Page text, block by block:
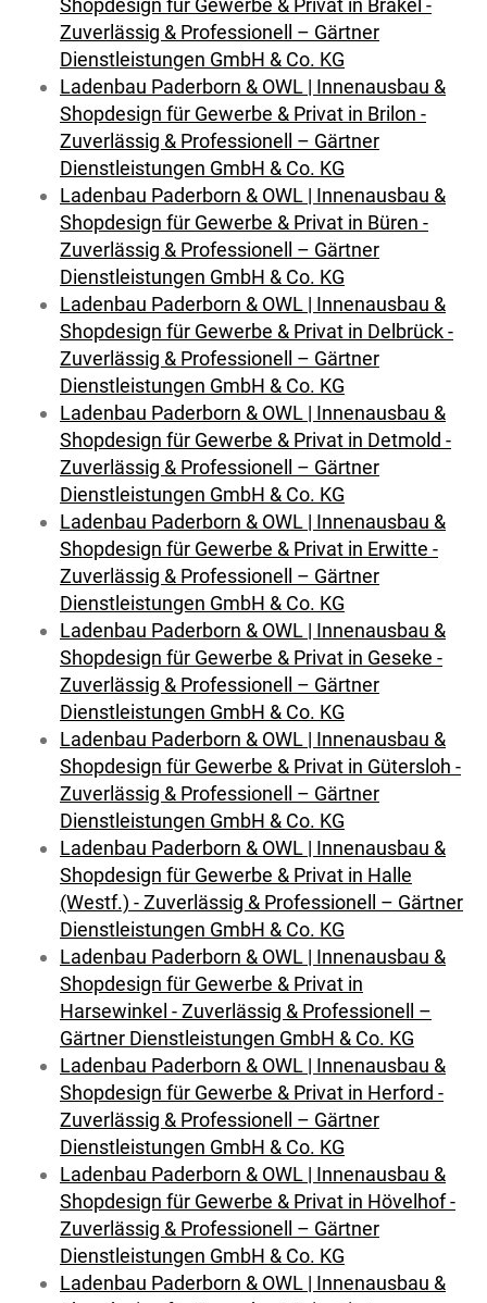
Shopdesign für Gewerbe & Privat in Brakel -
Zuverlässig & Professionell – Gärtner
Dienstleistungen GmbH & Co. KG
Ladenbau Paderborn & OWL | Innenausbau &
Shopdesign für Gewerbe & Privat in Brilon -
Zuverlässig & Professionell – Gärtner
Dienstleistungen GmbH & Co. KG
Ladenbau Paderborn & OWL | Innenausbau &
Shopdesign für Gewerbe & Privat in Büren -
Zuverlässig & Professionell – Gärtner
Dienstleistungen GmbH & Co. KG
Ladenbau Paderborn & OWL | Innenausbau &
Shopdesign für Gewerbe & Privat in Delbrück -
Zuverlässig & Professionell – Gärtner
Dienstleistungen GmbH & Co. KG
Ladenbau Paderborn & OWL | Innenausbau &
Shopdesign für Gewerbe & Privat in Detmold -
Zuverlässig & Professionell – Gärtner
Dienstleistungen GmbH & Co. KG
Ladenbau Paderborn & OWL | Innenausbau &
Shopdesign für Gewerbe & Privat in Erwitte -
Zuverlässig & Professionell – Gärtner
Dienstleistungen GmbH & Co. KG
Ladenbau Paderborn & OWL | Innenausbau &
Shopdesign für Gewerbe & Privat in Geseke -
Zuverlässig & Professionell – Gärtner
Dienstleistungen GmbH & Co. KG
Ladenbau Paderborn & OWL | Innenausbau &
Shopdesign für Gewerbe & Privat in Gütersloh -
Zuverlässig & Professionell – Gärtner
Dienstleistungen GmbH & Co. KG
Ladenbau Paderborn & OWL | Innenausbau &
Shopdesign für Gewerbe & Privat in Halle
(Westf.) - Zuverlässig & Professionell – Gärtner
Dienstleistungen GmbH & Co. KG
Ladenbau Paderborn & OWL | Innenausbau &
Shopdesign für Gewerbe & Privat in
Harsewinkel - Zuverlässig & Professionell –
Gärtner Dienstleistungen GmbH & Co. KG
Ladenbau Paderborn & OWL | Innenausbau &
Shopdesign für Gewerbe & Privat in Herford -
Zuverlässig & Professionell – Gärtner
Dienstleistungen GmbH & Co. KG
Ladenbau Paderborn & OWL | Innenausbau &
Shopdesign für Gewerbe & Privat in Hövelhof -
Zuverlässig & Professionell – Gärtner
Dienstleistungen GmbH & Co. KG
Ladenbau Paderborn & OWL | Innenausbau &